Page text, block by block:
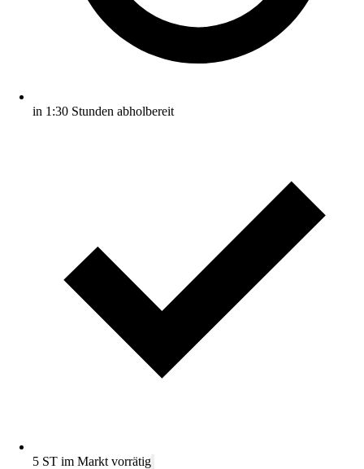
in 1:30 Stunden abholbereit
5 ST im Markt vorrätig